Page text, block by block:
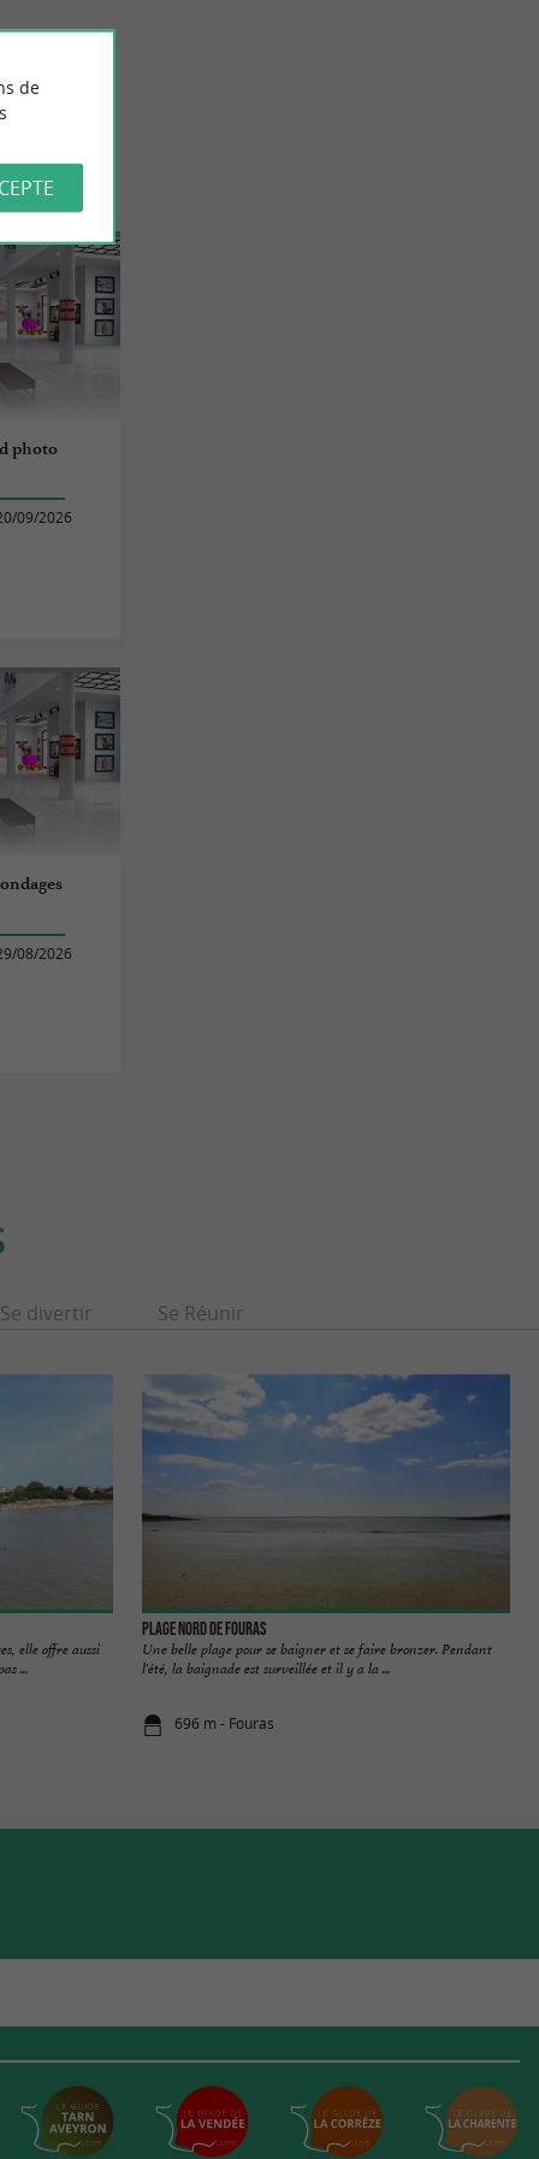
photo
09/2026
08/2026
Se divertir Se Réunir
elle offre aussi
...
Plage Nord de Fouras
Une belle plage pour se baigner et se faire bronzer. Pendant
l'été, la baignade est surveillée et il y a la ...
696 m - Fouras
de